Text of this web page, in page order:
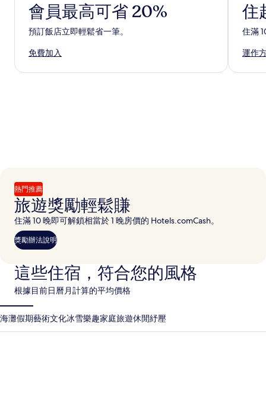
會員最高可省 20%
預訂飯店立即輕鬆省一筆。
免費加入
住
住滿
運作
熱門推薦
旅遊獎勵輕鬆賺
住滿 10 晚即可解鎖相當於 1 晚房價的 Hotels.comCash。
獎勵辦法說明
這些住宿，符合您的風格​
根據目前日曆月計算的平均價格
海灘假期藝術文化冰雪樂趣家庭旅遊休閒紓壓